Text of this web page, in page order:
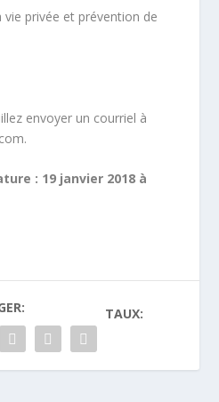
privée et prévention de
envoyer un courriel à
: 19 janvier 2018 à
TAUX: